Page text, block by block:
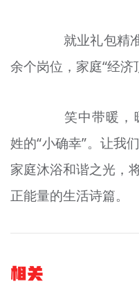
就业礼包精准
余个岗位，家庭“经济
笑中带暖，
姓的“小确幸”。让我
家庭沐浴和谐之光，
正能量的生活诗篇。
相关